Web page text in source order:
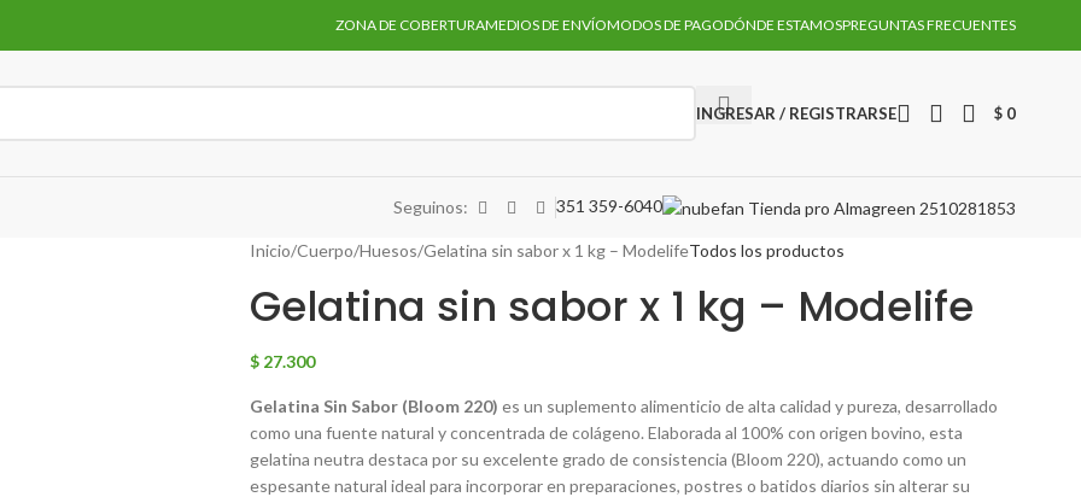
ZONA DE COBERTURAMEDIOS DE ENVÍOMODOS DE PAGODÓNDE ESTAMOSPREGUNTAS FRECUENTES
INGRESAR / REGISTRARSE $ 0
Seguinos: 351 359-6040
Inicio Cuerpo Huesos Gelatina sin sabor x 1 kg – ModelifeTodos los productos
Gelatina sin sabor x 1 kg – Modelife
$27.300
Gelatina Sin Sabor (Bloom 220) es un suplemento alimenticio de alta calidad y pureza, desarrollado
como una fuente natural y concentrada de colágeno. Elaborada al 100% con origen bovino, esta
gelatina neutra destaca por su excelente grado de consistencia (Bloom 220), actuando como un
espesante natural ideal para incorporar en preparaciones, postres o batidos diarios sin alterar su